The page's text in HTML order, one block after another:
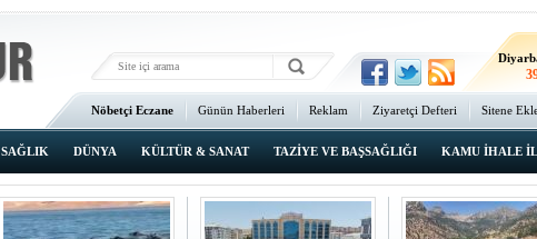
Nöbetçi Eczane Günün Haberleri Reklam Ziyaretçi Defteri
Sitene
Ana Sayfa
SAĞLIK DÜNYA KÜLTÜR & SANAT TAZİYE VE BAŞSAĞLIĞI KAMU İHALE